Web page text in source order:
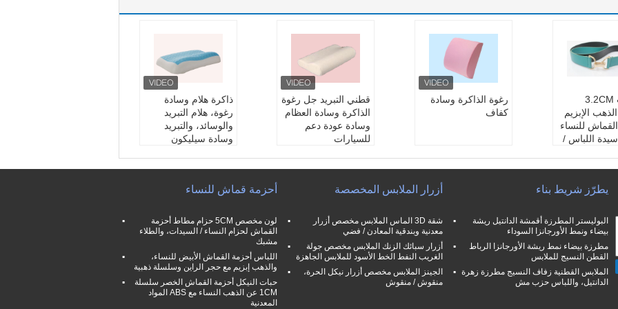
ذاكرة هلام وسادة
رغوة، هلام التبريد
والوسائد، والتبريد
وسادة سيليكون
قطني التبريد جل رغوة
الذاكرة وسادة العظام
وسادة عودة دعم
للسيارات
رغوة الذاكرة وسادة
كفاف
ارتفعت 3.2CM
الإبزيم
للنساء
سيدة اللباس /
أحزمة قماش للنساء
لون مخصص 5CM حزام مطاط أحزمة
القماش لحزام النساء / السيدات، والطلاء
مشبك
اللباس أحزمة القماش الأبيض للنساء،
والذهب إبزيم مع حجر الراين وسلسلة ذهبية
حبات النيكل أحزمة القماش الخصر سلسلة
1CM ​​عن الذهب النساء مع ABS المواد
المعدنية
أزرار الملابس المخصصة
شقة 3D الماس الملابس مخصص أزرار
معدنية وبندقية المعادن / فضي
أزرار سبائك الزنك الملابس مخصص جولة
الغريب النفط الخط الأسود للملابس الجاهزة
الجينز الملابس مخصص أزرار نيكل الحرة،
منقوش / منقوش
يطرّز شريط بناء
البوليستر المطرزة أقمشة الدانتيل ريشة
بيضاء ونمط الأورجانزا السوداء
مطرزة بيضاء نمط ريشة الأورجانزا الرباط
القطن النسيج للملابس
الملابس القطنية زفاف النسيج مطرزة زهرة
الدانتيل، واللباس حزب مش